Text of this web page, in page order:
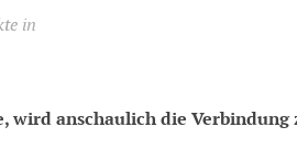
in
anschaulich die Verbindung